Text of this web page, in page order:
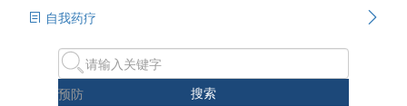
自我药疗
搜索
预防